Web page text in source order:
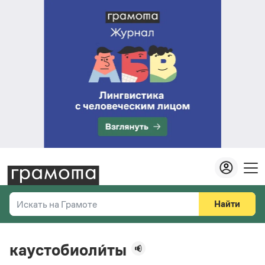
Искать на Грамоте
Справочная служба
Найти
каустобиоли́ты